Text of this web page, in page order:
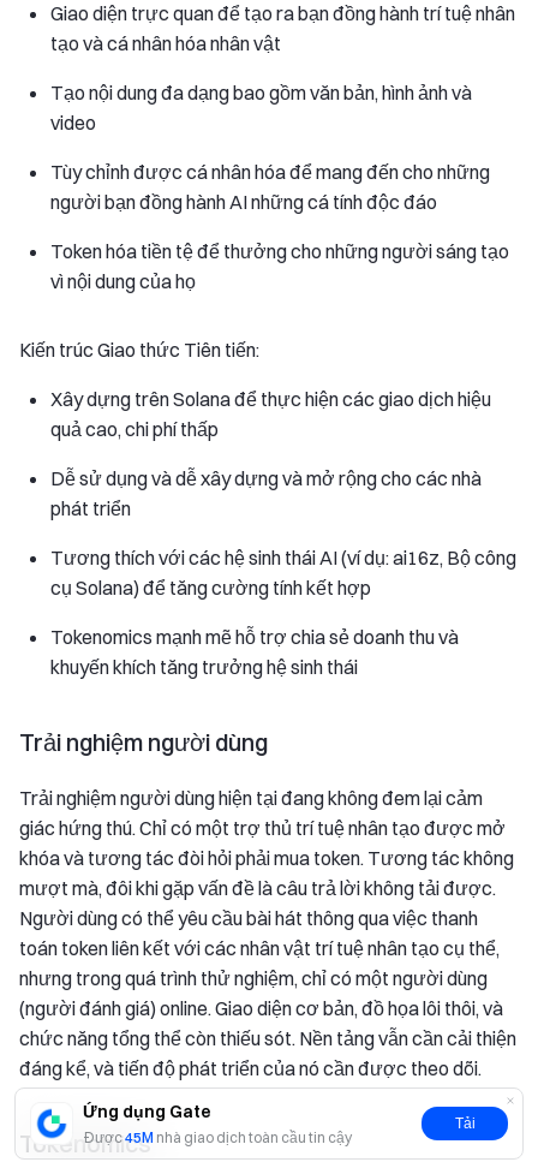
Ứng dụng Gate
Được45M nhà giao dịch toàn cầu tin cậy
Tải
Giao diện trực quan để tạo ra bạn đồng hành trí tuệ nhân
tạo và cá nhân hóa nhân vật
Tạo nội dung đa dạng bao gồm văn bản, hình ảnh và
video
Tùy chỉnh được cá nhân hóa để mang đến cho những
người bạn đồng hành AI những cá tính độc đáo
Token hóa tiền tệ để thưởng cho những người sáng tạo
vì nội dung của họ
Kiến trúc Giao thức Tiên tiến:
Xây dựng trên Solana để thực hiện các giao dịch hiệu
quả cao, chi phí thấp
Dễ sử dụng và dễ xây dựng và mở rộng cho các nhà
phát triển
Tương thích với các hệ sinh thái AI (ví dụ: ai16z, Bộ công
cụ Solana) để tăng cường tính kết hợp
Tokenomics mạnh mẽ hỗ trợ chia sẻ doanh thu và
khuyến khích tăng trưởng hệ sinh thái
Trải nghiệm người dùng
Trải nghiệm người dùng hiện tại đang không đem lại cảm
giác hứng thú. Chỉ có một trợ thủ trí tuệ nhân tạo được mở
khóa và tương tác đòi hỏi phải mua token. Tương tác không
mượt mà, đôi khi gặp vấn đề là câu trả lời không tải được.
Người dùng có thể yêu cầu bài hát thông qua việc thanh
toán token liên kết với các nhân vật trí tuệ nhân tạo cụ thể,
nhưng trong quá trình thử nghiệm, chỉ có một người dùng
(người đánh giá) online. Giao diện cơ bản, đồ họa lôi thôi, và
chức năng tổng thể còn thiếu sót. Nền tảng vẫn cần cải thiện
đáng kể, và tiến độ phát triển của nó cần được theo dõi.
Tokenomics